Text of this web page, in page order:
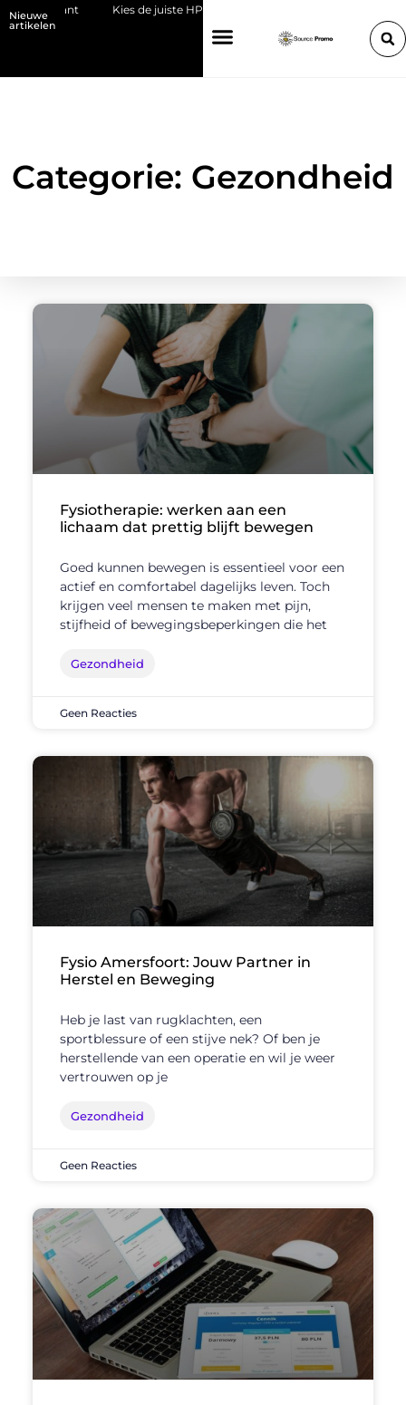
Nieuwe
artikelen
de juiste HP toner voor jouw printer
Categorie: Gezondheid
Fysiotherapie: werken aan een
lichaam dat prettig blijft bewegen
Goed kunnen bewegen is essentieel voor een
actief en comfortabel dagelijks leven. Toch
krijgen veel mensen te maken met pijn,
stijfheid of bewegingsbeperkingen die het
Gezondheid
Geen Reacties
Fysio Amersfoort: Jouw Partner in
Herstel en Beweging
Heb je last van rugklachten, een
sportblessure of een stijve nek? Of ben je
herstellende van een operatie en wil je weer
vertrouwen op je
Gezondheid
Geen Reacties